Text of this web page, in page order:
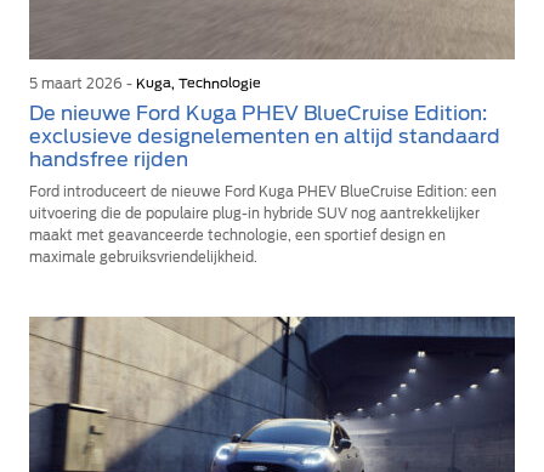
5 maart 2026 - Kuga, Technologie
De nieuwe Ford Kuga PHEV BlueCruise Edition:
exclusieve designelementen en altijd standaard
handsfree rijden
Ford introduceert de nieuwe Ford Kuga PHEV BlueCruise Edition: een
uitvoering die de populaire plug-in hybride SUV nog aantrekkelijker
maakt met geavanceerde technologie, een sportief design en
maximale gebruiksvriendelijkheid.